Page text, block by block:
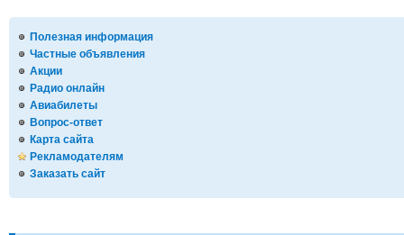
Полезная информация
Частные объявления
Акции
Радио онлайн
Авиабилеты
Вопрос-ответ
Карта сайта
Рекламодателям
Заказать сайт